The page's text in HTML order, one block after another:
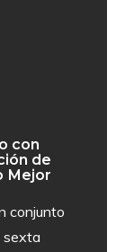
con
de
Mejor
conjunto
sexta